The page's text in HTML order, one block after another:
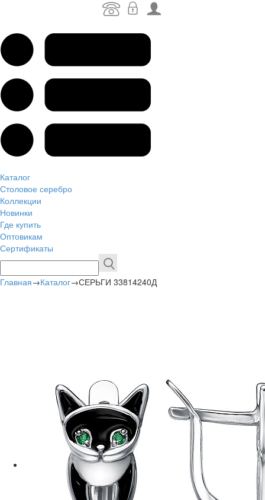
Каталог
Столовое серебро
Коллекции
Новинки
Где купить
Оптовикам
Сертификаты
Главная→Каталог→СЕРЬГИ 33814240Д